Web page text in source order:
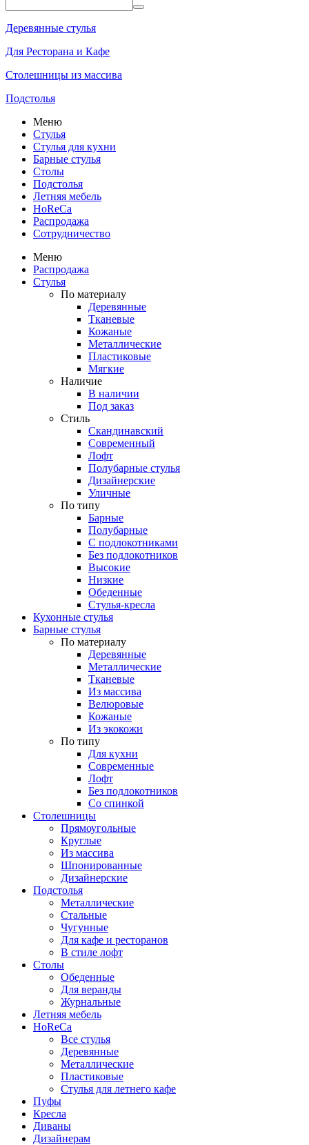
Деревянные стулья
Для Ресторана и Кафе
Столешницы из массива
Подстолья
Меню
Стулья
Стулья для кухни
Барные стулья
Столы
Подстолья
Летняя мебель
HoReCa
Распродажа
Сотрудничество
Меню
Распродажа
Стулья
По материалу
Деревянные
Тканевые
Кожаные
Металлические
Пластиковые
Мягкие
Наличие
В наличии
Под заказ
Стиль
Скандинавский
Современный
Лофт
Полубарные стулья
Дизайнерские
Уличные
По типу
Барные
Полубарные
С подлокотниками
Без подлокотников
Высокие
Низкие
Обеденные
Стулья-кресла
Кухонные стулья
Барные стулья
По материалу
Деревянные
Металлические
Тканевые
Из массива
Велюровые
Кожаные
Из экокожи
По типу
Для кухни
Современные
Лофт
Без подлокотников
Со спинкой
Столешницы
Прямоугольные
Круглые
Из массива
Шпонированные
Дизайнерские
Подстолья
Металлические
Стальные
Чугунные
Для кафе и ресторанов
В стиле лофт
Столы
Обеденные
Для веранды
Журнальные
Летняя мебель
HoReCa
Все стулья
Деревянные
Металлические
Пластиковые
Стулья для летнего кафе
Пуфы
Кресла
Диваны
Дизайнерам